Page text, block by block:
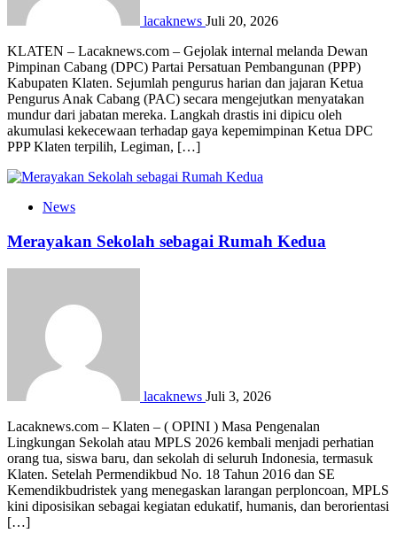
lacaknews Juli 20, 2026
KLATEN – Lacaknews.com – Gejolak internal melanda Dewan
Pimpinan Cabang (DPC) Partai Persatuan Pembangunan (PPP)
Kabupaten Klaten. Sejumlah pengurus harian dan jajaran Ketua
Pengurus Anak Cabang (PAC) secara mengejutkan menyatakan
mundur dari jabatan mereka. Langkah drastis ini dipicu oleh
akumulasi kekecewaan terhadap gaya kepemimpinan Ketua DPC
PPP Klaten terpilih, Legiman, […]
News
Merayakan Sekolah sebagai Rumah Kedua
lacaknews Juli 3, 2026
Lacaknews.com – Klaten – ( OPINI ) Masa Pengenalan
Lingkungan Sekolah atau MPLS 2026 kembali menjadi perhatian
orang tua, siswa baru, dan sekolah di seluruh Indonesia, termasuk
Klaten. Setelah Permendikbud No. 18 Tahun 2016 dan SE
Kemendikbudristek yang menegaskan larangan perploncoan, MPLS
kini diposisikan sebagai kegiatan edukatif, humanis, dan berorientasi
[…]